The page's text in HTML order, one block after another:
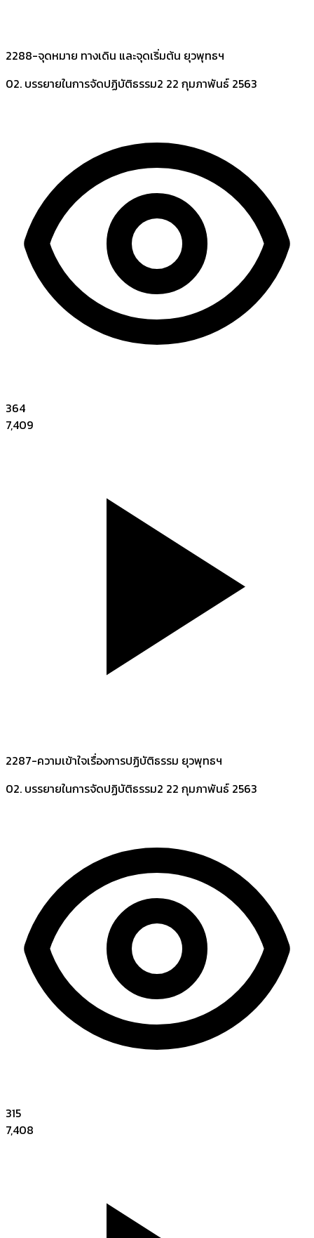
2288-จุดหมาย ทางเดิน และจุดเริ่มต้น ยุวพุทธฯ
02. บรรยายในการจัดปฏิบัติธรรม2 22 กุมภาพันธ์ 2563
364
7,409
2287-ความเข้าใจเรื่องการปฏิบัติธรรม ยุวพุทธฯ
02. บรรยายในการจัดปฏิบัติธรรม2 22 กุมภาพันธ์ 2563
315
7,408